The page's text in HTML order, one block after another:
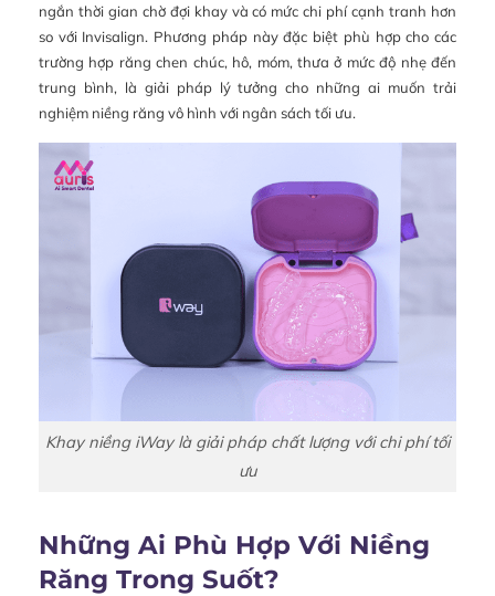
ngắn thời gian chờ đợi khay và có mức chi phí cạnh tranh hơn
so với Invisalign. Phương pháp này đặc biệt phù hợp cho các
trường hợp răng chen chúc, hô, móm, thưa ở mức độ nhẹ đến
trung bình, là giải pháp lý tưởng cho những ai muốn trải
nghiệm niềng răng vô hình với ngân sách tối ưu.
Khay niềng iWay là giải pháp chất lượng với chi phí tối
ưu
Những Ai Phù Hợp Với Niềng
Răng Trong Suốt?